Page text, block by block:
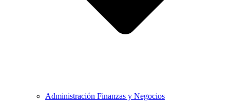
Administración Finanzas y Negocios